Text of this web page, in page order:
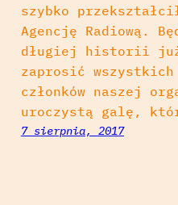
szybko
Agencję Radiową.
długiej historii już
zaprosić
członków naszej
uroczystą galę,
7 sierpnia, 2017